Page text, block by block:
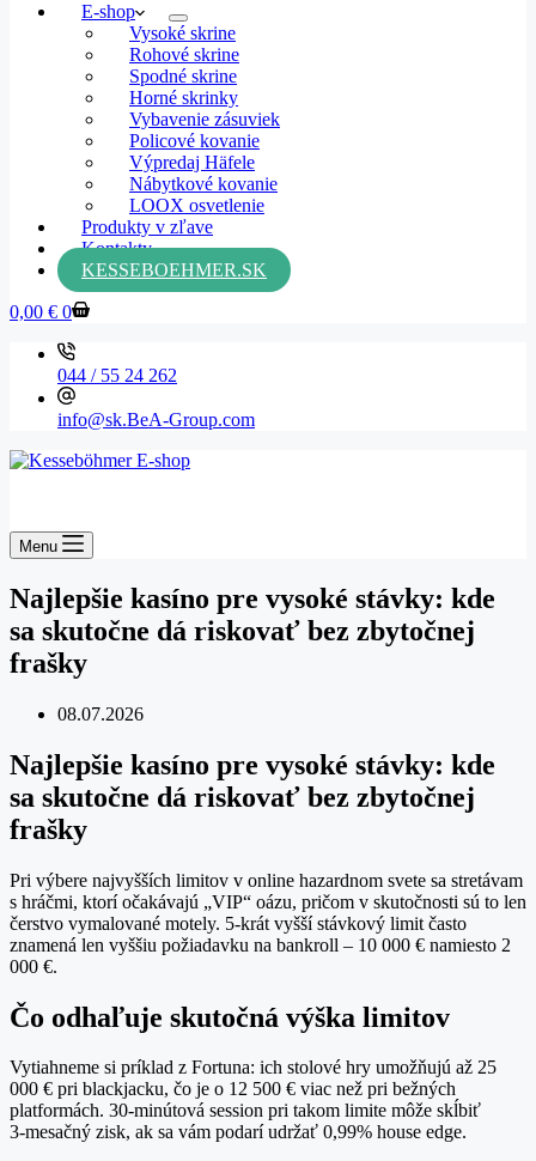
E-shop
Vysoké skrine
Rohové skrine
Spodné skrine
Horné skrinky
Vybavenie zásuviek
Policové kovanie
Výpredaj Häfele
Nábytkové kovanie
LOOX osvetlenie
Produkty v zľave
Kontakty
KESSEBOEHMER.SK
Shopping
0,00 € 0
044 / 55 24 262
info@sk.BeA-Group.com
Menu
Najlepšie kasíno pre vysoké stávky: kde
sa skutočne dá riskovať bez zbytočnej
frašky
08.07.2026
Najlepšie kasíno pre vysoké stávky: kde
sa skutočne dá riskovať bez zbytočnej
frašky
Pri výbere najvyšších limitov v online hazardnom svete sa stretávam
s hráčmi, ktorí očakávajú „VIP“ oázu, pričom v skutočnosti sú to len
čerstvo vymalované motely. 5‑krát vyšší stávkový limit často
znamená len vyššiu požiadavku na bankroll – 10 000 € namiesto 2
000 €.
Čo odhaľuje skutočná výška limitov
Vytiahneme si príklad z Fortuna: ich stolové hry umožňujú až 25
000 € pri blackjacku, čo je o 12 500 € viac než pri bežných
platformách. 30‑minútová session pri takom limite môže skĺbiť
3‑mesačný zisk, ak sa vám podarí udržať 0,99% house edge.